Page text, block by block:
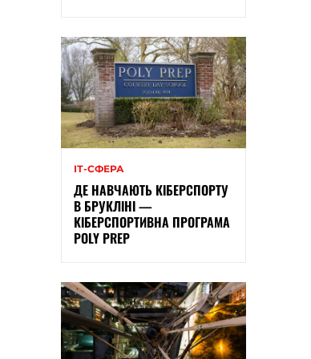
ІТ-СФЕРА
ДЕ НАВЧАЮТЬ КІБЕРСПОРТУ
В БРУКЛІНІ —
КІБЕРСПОРТИВНА ПРОГРАМА
POLY PREP